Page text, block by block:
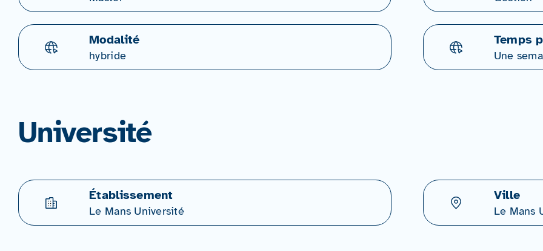
Modalité
hybride
Temps
Une
Université
Établissement
Le Mans Université
Ville
Le Mans